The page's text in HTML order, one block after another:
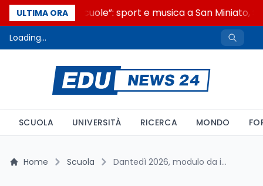
ULTIMA ORA
“Noi siamo le Scuole”: sport e musica a San Miniato,
Loading...
SCUOLA UNIVERSITÀ RICERCA MONDO
Home Scuola Dantedì 2026, modulo da inviare entro le 23:59 del 30 giugno